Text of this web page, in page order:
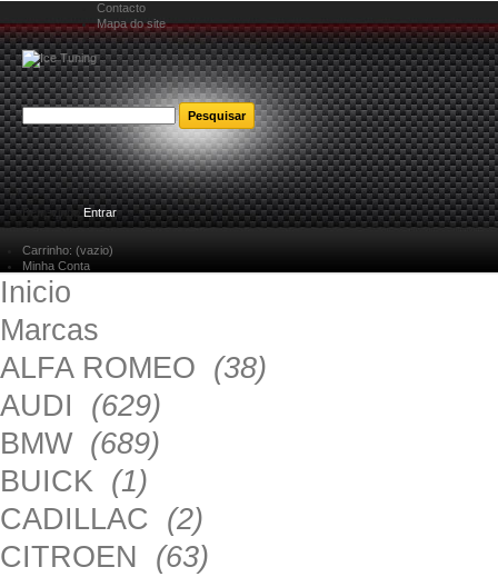
Contacto
Mapa do site
Bem-vindoEntrar
Carrinho: (vazio)
Minha Conta
Inicio
Marcas
ALFA ROMEO (38)
AUDI (629)
BMW (689)
BUICK (1)
CADILLAC (2)
CITROEN (63)